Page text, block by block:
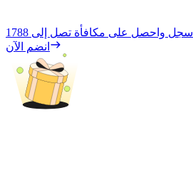
سجل واحصل على مكافأة تصل إلى
انضم الآن